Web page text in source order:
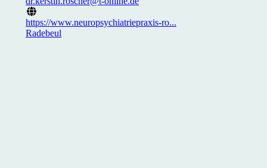
https://www.neuropsychiatriepraxis-ro...
Radebeul